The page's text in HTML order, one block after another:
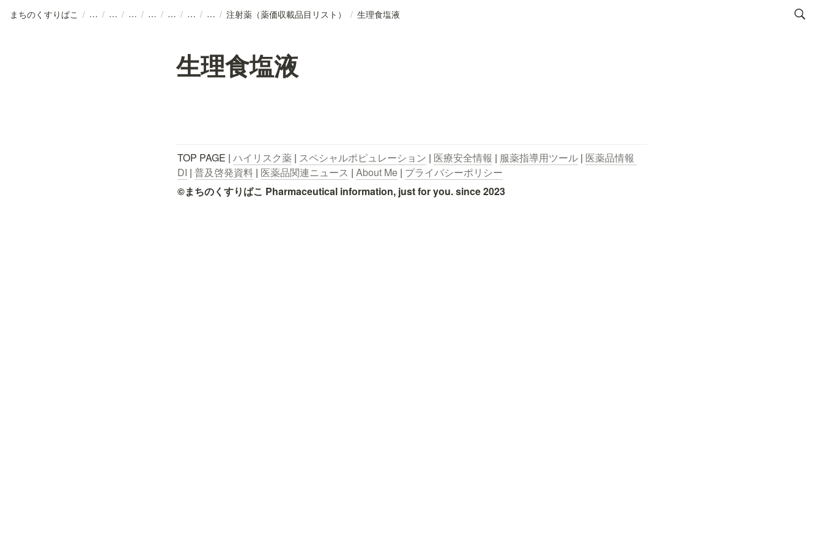
まちのくすりばこ / / / / / / / / 注射薬（薬価収載品目リスト） / 生理食塩液
生理食塩液
TOP PAGE | ハイリスク薬 | スペシャルポピュレーション | 医療安全情報 | 服薬指導用ツール | 医薬品情報
DI | 普及啓発資料 | 医薬品関連ニュース | About Me | プライバシーポリシー
©まちのくすりばこ Pharmaceutical information, just for you. since 2023